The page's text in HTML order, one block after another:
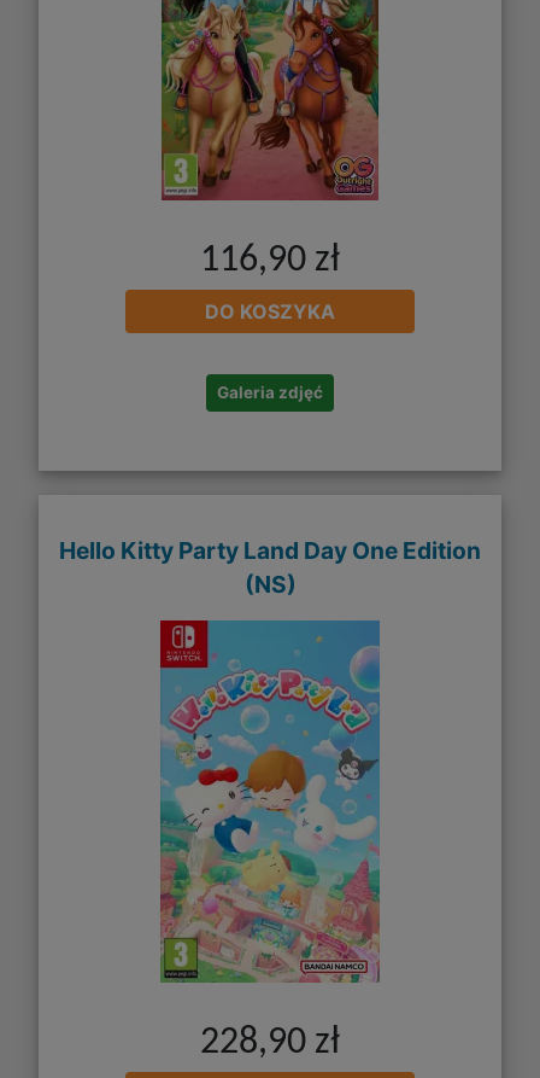
116,90 zł
DO KOSZYKA
Galeria zdjęć
Hello Kitty Party Land Day One Edition
(NS)
228,90 zł